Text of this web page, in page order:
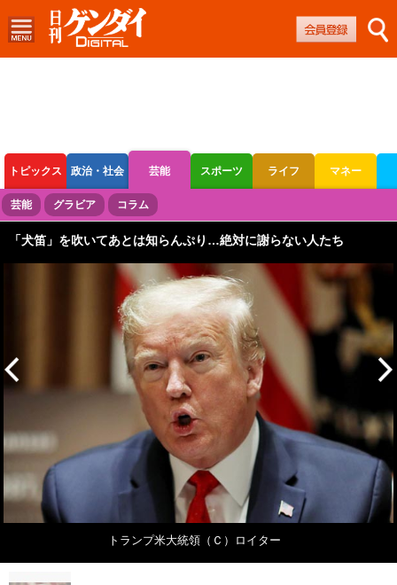
トピックス 政治・社会 芸能 スポーツ ライフ マネー
ボートレース 競輪 オートレース
芸能 グラビア コラム
「犬笛」を吹いてあとは知らんぷり…絶対に謝らない人たち
トランプ米大統領（Ｃ）ロイター